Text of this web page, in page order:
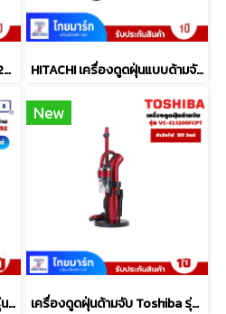
HITACHI เครื่องดูดฝุ่นด้ามจับ 200 วัตต์ รุ่น PV-X70P BKWH HITACHI เครื่องดูดฝุ่นแบบด้ามจับ รุ่น PV-XH4QMBCTH
เครื่องดูดฝุ่นแบบด้าม OTTO รุ่น HV-092 กำลังไฟ 600 วัตต์
New
เครื่องดูดฝุ่นด้ามจับ Toshiba รุ่น VC-CL1200FCPT